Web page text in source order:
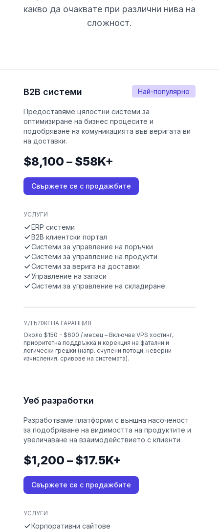
какво да очаквате при различни нива на
сложност.
Най-популярно
B2B системи
Предоставяме цялостни системи за
оптимизиране на бизнес процесите и
подобряване на комуникацията във веригата ви
на доставки.
$8,100 – $58K+
Свържете се с продажбите
УСЛУГИ
ERP системи
B2B клиентски портал
Системи за управление на поръчки
Системи за управление на продукти
Системи за верига на доставки
Управление на запаси
Системи за управление на складиране
УДЪЛЖЕНА ГАРАНЦИЯ
Около $150 - $600 / месец – Включва VPS хостинг,
приоритетна поддръжка и корекция на фатални и
логически грешки (напр. счупени потоци, неверни
изчисления, сривове на системата).
Уеб разработки
Разработваме платформи с външна насоченост
за подобряване на видимостта на продуктите и
увеличаване на взаимодействието с клиенти.
$1,200 – $17.5K+
Свържете се с продажбите
УСЛУГИ
Корпоративни сайтове